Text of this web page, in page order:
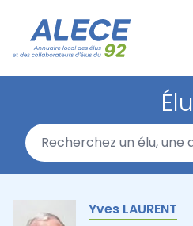
Élu
Yves LAURENT